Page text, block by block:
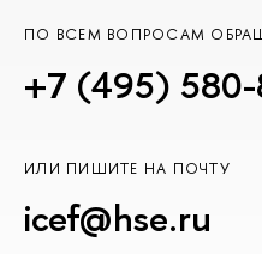
ПО ВСЕМ ВОПРОСАМ
+7 (495)
ИЛИ ПИШИТЕ НА ПОЧТУ
icef@hse.ru